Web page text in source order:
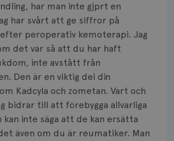
har man inte gjprt en
har svårt att ge siffror på
peroperativ kemoterapi. Jag
det var så att du har haft
inte avstått från
Den är en viktig dei din
Kadcyla och zometan. Vart och
bidrar till att förebygga allvarliga
kan inte säga att de kan ersätta
även om du är reumatiker. Man